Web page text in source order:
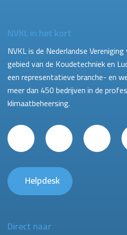
NVKL in het kort
NVKL is de Nederlandse
gebied van de Koudetechniek en
een representatieve branche- en
meer dan 450 bedrijven in de
klimaatbeheersing.
Helpdesk
Direct naar